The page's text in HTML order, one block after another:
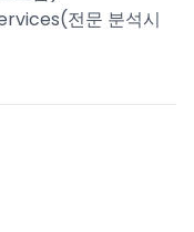
전문 분석시